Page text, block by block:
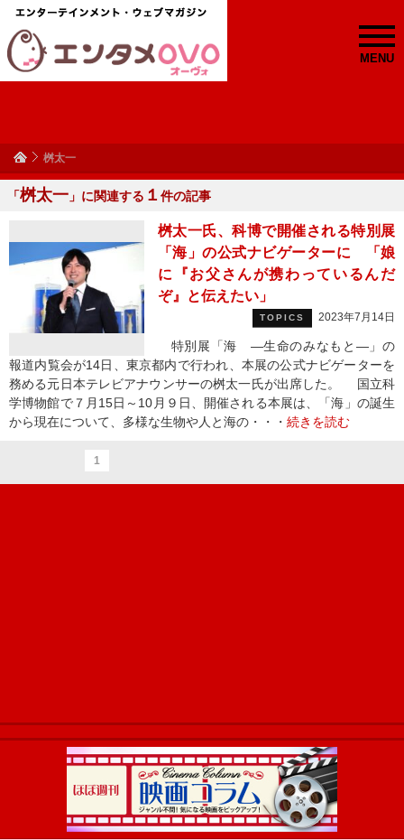
MENU
桝太一
「桝太一 」に関連する １ 件の記事
桝太一氏、科博で開催される特別展
「海」の公式ナビゲーターに 「娘
に『お父さんが携わっているんだ
ぞ』と伝えたい」
TOPICS 2023年7月14日
特別展「海 ―生命のみなもと―」の
報道内覧会が14日、東京都内で行われ、本展の公式ナビゲーターを
務める元日本テレビアナウンサーの桝太一氏が出席した。 国立科
学博物館で７月15日～10月９日、開催される本展は、「海」の誕生
から現在について、多様な生物や人と海の・・・ 続きを読む
1